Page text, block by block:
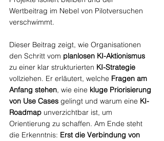
Wertbeitrag im Nebel von Pilotversuchen
verschwimmt.
Dieser Beitrag zeigt, wie Organisationen
den Schritt vom planlosen KI-Aktionismus
zu einer klar strukturierten KI-Strategie
vollziehen. Er erläutert, welche Fragen am
Anfang stehen, wie eine kluge Priorisierung
von Use Cases gelingt und warum eine KI-
Roadmap unverzichtbar ist, um
Orientierung zu schaffen. Am Ende steht
die Erkenntnis: Erst die Verbindung von